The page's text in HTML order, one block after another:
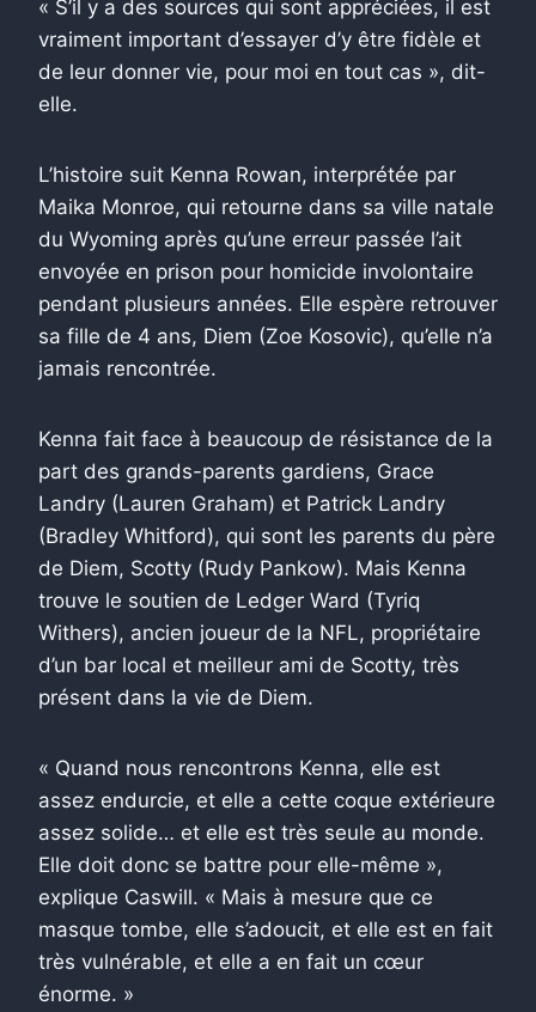
« S’il y a des sources qui sont appréciées, il est
vraiment important d’essayer d’y être fidèle et
de leur donner vie, pour moi en tout cas », dit-
elle.
L’histoire suit Kenna Rowan, interprétée par
Maika Monroe, qui retourne dans sa ville natale
du Wyoming après qu’une erreur passée l’ait
envoyée en prison pour homicide involontaire
pendant plusieurs années. Elle espère retrouver
sa fille de 4 ans, Diem (Zoe Kosovic), qu’elle n’a
jamais rencontrée.
Kenna fait face à beaucoup de résistance de la
part des grands-parents gardiens, Grace
Landry (Lauren Graham) et Patrick Landry
(Bradley Whitford), qui sont les parents du père
de Diem, Scotty (Rudy Pankow). Mais Kenna
trouve le soutien de Ledger Ward (Tyriq
Withers), ancien joueur de la NFL, propriétaire
d’un bar local et meilleur ami de Scotty, très
présent dans la vie de Diem.
« Quand nous rencontrons Kenna, elle est
assez endurcie, et elle a cette coque extérieure
assez solide… et elle est très seule au monde.
Elle doit donc se battre pour elle-même »,
explique Caswill. « Mais à mesure que ce
masque tombe, elle s’adoucit, et elle est en fait
très vulnérable, et elle a en fait un cœur
énorme. »